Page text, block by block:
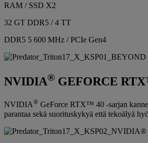
RAM / SSD X2
32 GT DDR5 / 4 TT
DDR5 5 600 MHz / PCIe Gen4
NVIDIA® GEFORCE
NVIDIA® GeForce RTX™ 40 -sarjan
parantaa sekä suorituskykyä että tekoälyä